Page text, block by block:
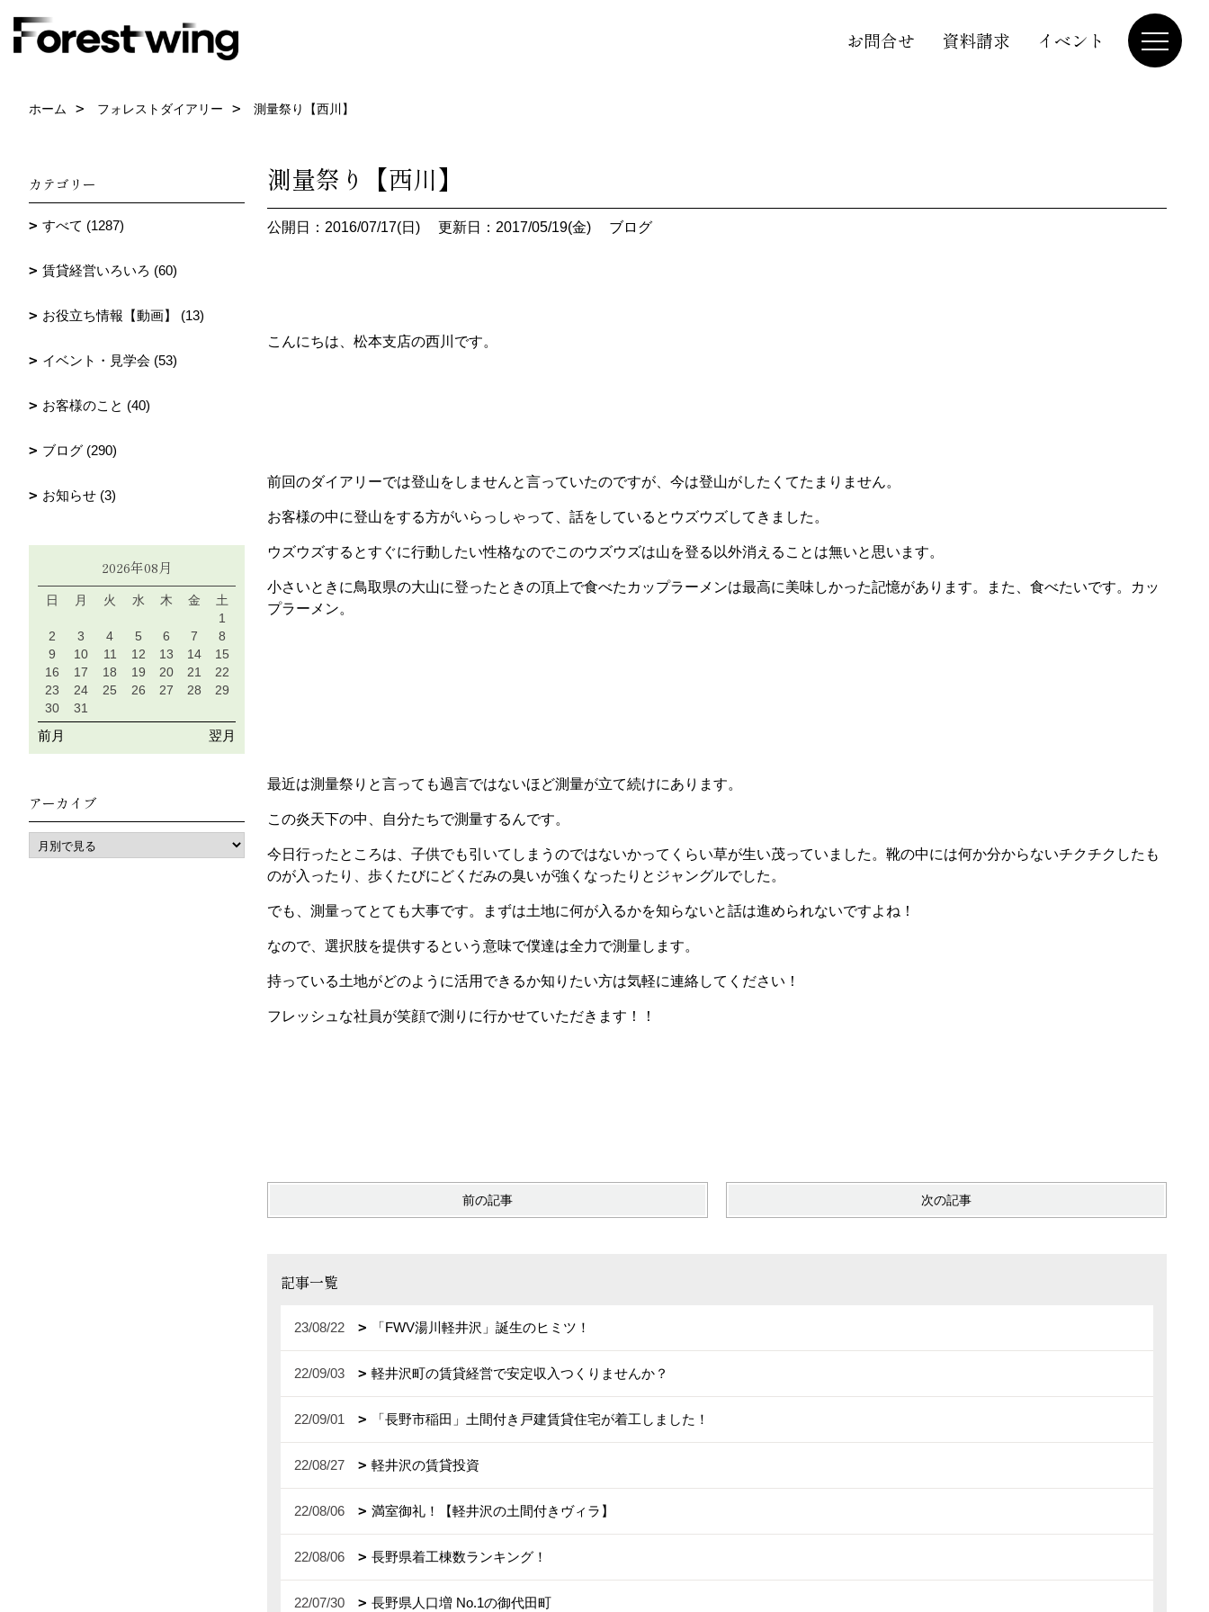
お問合せ 資料請求 イベント
ホーム フォレストダイアリー 測量祭り【西川】
測量祭り【西川】
公開日：2016/07/17(日) 更新日：2017/05/19(金) ブログ
こんにちは、松本支店の西川です。
前回のダイアリーでは登山をしませんと言っていたのですが、今は登山がしたくてたまりません。
お客様の中に登山をする方がいらっしゃって、話をしているとウズウズしてきました。
ウズウズするとすぐに行動したい性格なのでこのウズウズは山を登る以外消えることは無いと思います。
小さいときに鳥取県の大山に登ったときの頂上で食べたカップラーメンは最高に美味しかった記憶があります。また、食べたいです。カッ
プラーメン。
最近は測量祭りと言っても過言ではないほど測量が立て続けにあります。
この炎天下の中、自分たちで測量するんです。
今日行ったところは、子供でも引いてしまうのではないかってくらい草が生い茂っていました。靴の中には何か分からないチクチクしたも
のが入ったり、歩くたびにどくだみの臭いが強くなったりとジャングルでした。
でも、測量ってとても大事です。まずは土地に何が入るかを知らないと話は進められないですよね！
なので、選択肢を提供するという意味で僕達は全力で測量します。
持っている土地がどのように活用できるか知りたい方は気軽に連絡してください！
フレッシュな社員が笑顔で測りに行かせていただきます！！
前の記事 次の記事
記事一覧
23/08/22 「FWV湯川軽井沢」誕生のヒミツ！
22/09/03 軽井沢町の賃貸経営で安定収入つくりませんか？
22/09/01 「長野市稲田」土間付き戸建賃貸住宅が着工しました！
22/08/27 軽井沢の賃貸投資
22/08/06 満室御礼！【軽井沢の土間付きヴィラ】
22/08/06 長野県着工棟数ランキング！
22/07/30 長野県人口増 No.1の御代田町
カテゴリー
すべて (1287)
賃貸経営いろいろ (60)
お役立ち情報【動画】 (13)
イベント・見学会 (53)
お客様のこと (40)
ブログ (290)
お知らせ (3)
2026年08月
日 月 火 水 木 金
土
1
2
3 4 5 6 7
8
9
10 11 12 13 14
15
16
17 18 19 20 21
22
23
24 25 26 27 28
29
30
31
前月 翌月
アーカイブ